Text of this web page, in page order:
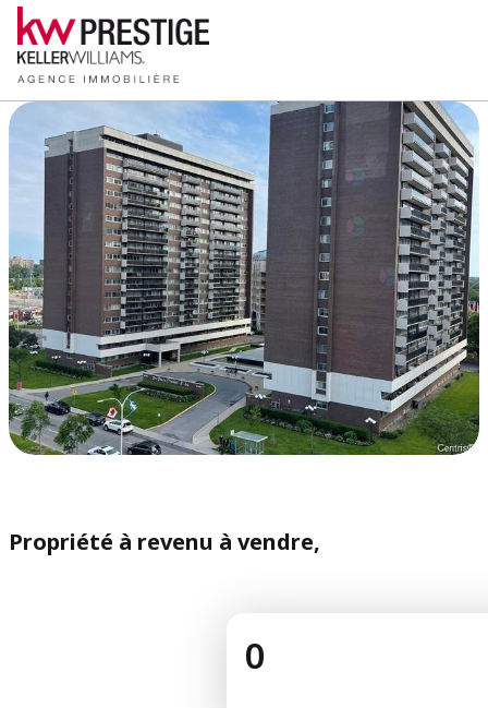
Propriété à revenu à vendre,
0